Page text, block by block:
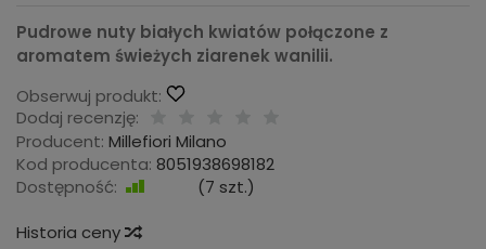
Pudrowe nuty białych kwiatów połączone z
aromatem świeżych ziarenek wanilii.
Obserwuj produkt:
Dodaj recenzję:
Producent: Millefiori Milano
Kod producenta: 8051938698182
Dostępność:
(7 szt.)
Historia ceny